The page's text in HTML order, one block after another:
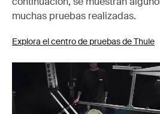
muchas pruebas realizadas.
Explora el centro de pruebas de Thule